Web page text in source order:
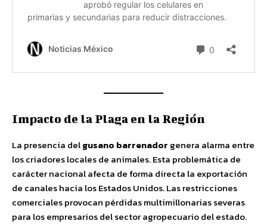
Impacto de la Plaga en la Región
La presencia delgusano barrenador genera alarma entre
los criadores locales de animales. Esta problemática de
carácter nacional afecta de forma directa la exportación
de canales hacia los Estados Unidos. Las restricciones
comerciales provocan pérdidas multimillonarias severas
para los empresarios del sector agropecuario del estado.